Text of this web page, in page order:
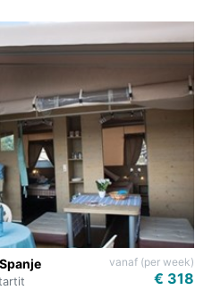
vanaf (per week)
€ 318